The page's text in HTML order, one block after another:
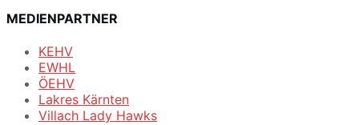
MEDIENPARTNER
KEHV
EWHL
ÖEHV
Lakres Kärnten
Villach Lady Hawks